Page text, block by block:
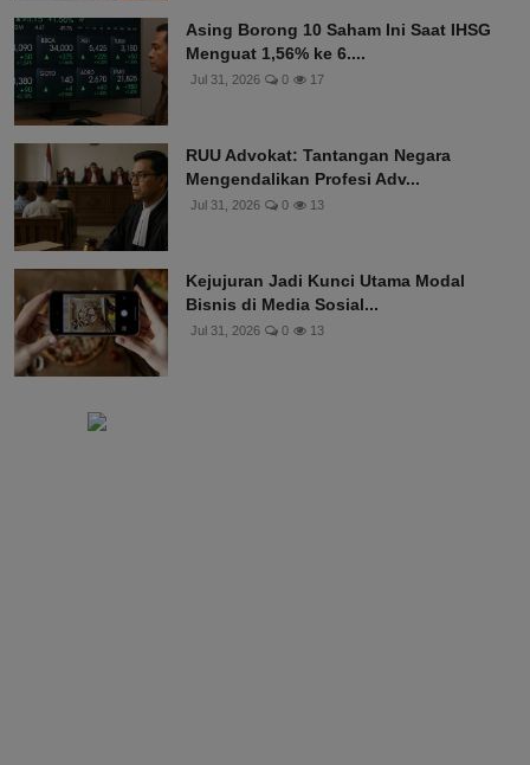
Asing Borong 10 Saham Ini Saat IHSG
Menguat 1,56% ke 6....
Jul 31, 2026 0 17
RUU Advokat: Tantangan Negara
Mengendalikan Profesi Adv...
Jul 31, 2026 0 13
Kejujuran Jadi Kunci Utama Modal
Bisnis di Media Sosial...
Jul 31, 2026 0 13